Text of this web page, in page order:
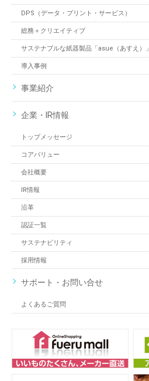
DPS（データ・プリント・サービス）
総務＋クリエイティブ
サステナブルな紙器製品「asue（あすえ）」
導入事例
事業紹介
企業・IR情報
トップメッセージ
コアバリュー
会社概要
IR情報
沿革
認証一覧
サステナビリティ
採用情報
サポート・お問い合せ
よくあるご質問